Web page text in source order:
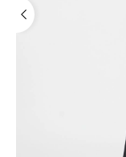
을